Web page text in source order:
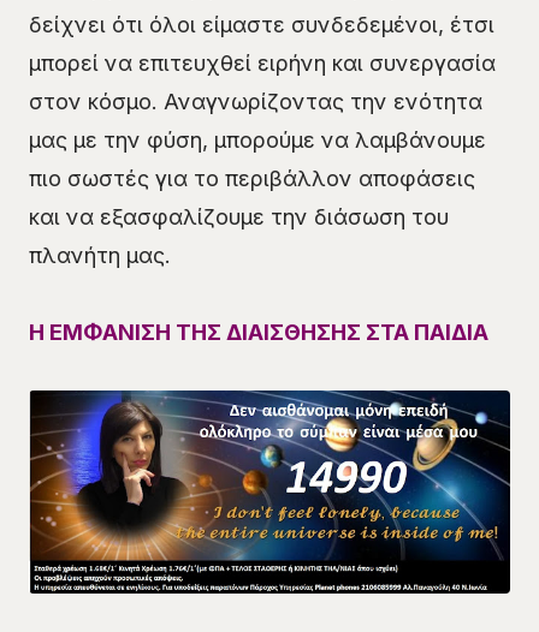
δείχνει ότι όλοι είμαστε συνδεδεμένοι, έτσι
μπορεί να επιτευχθεί ειρήνη και συνεργασία
στον κόσμο. Αναγνωρίζοντας την ενότητα
μας με την φύση, μπορούμε να λαμβάνουμε
πιο σωστές για το περιβάλλον αποφάσεις
και να εξασφαλίζουμε την διάσωση του
πλανήτη μας.
Η ΕΜΦΑΝΙΣΗ ΤΗΣ ΔΙΑΙΣΘΗΣΗΣ ΣΤΑ ΠΑΙΔΙΑ